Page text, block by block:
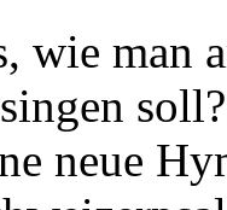
wie man
neue